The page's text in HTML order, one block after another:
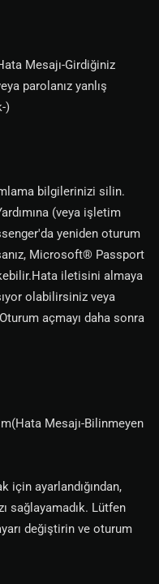
Mesajı-Girdiğiniz
parolanız yanlış
)
bilgilerinizi silin.
(veya işletim
yeniden oturum
Microsoft® Passport
iletisini almaya
olabilirsiniz veya
açmayı daha sonra
Mesajı-Bilinmeyen
için ayarlandığından,
sağlayamadık. Lütfen
değiştirin ve oturum